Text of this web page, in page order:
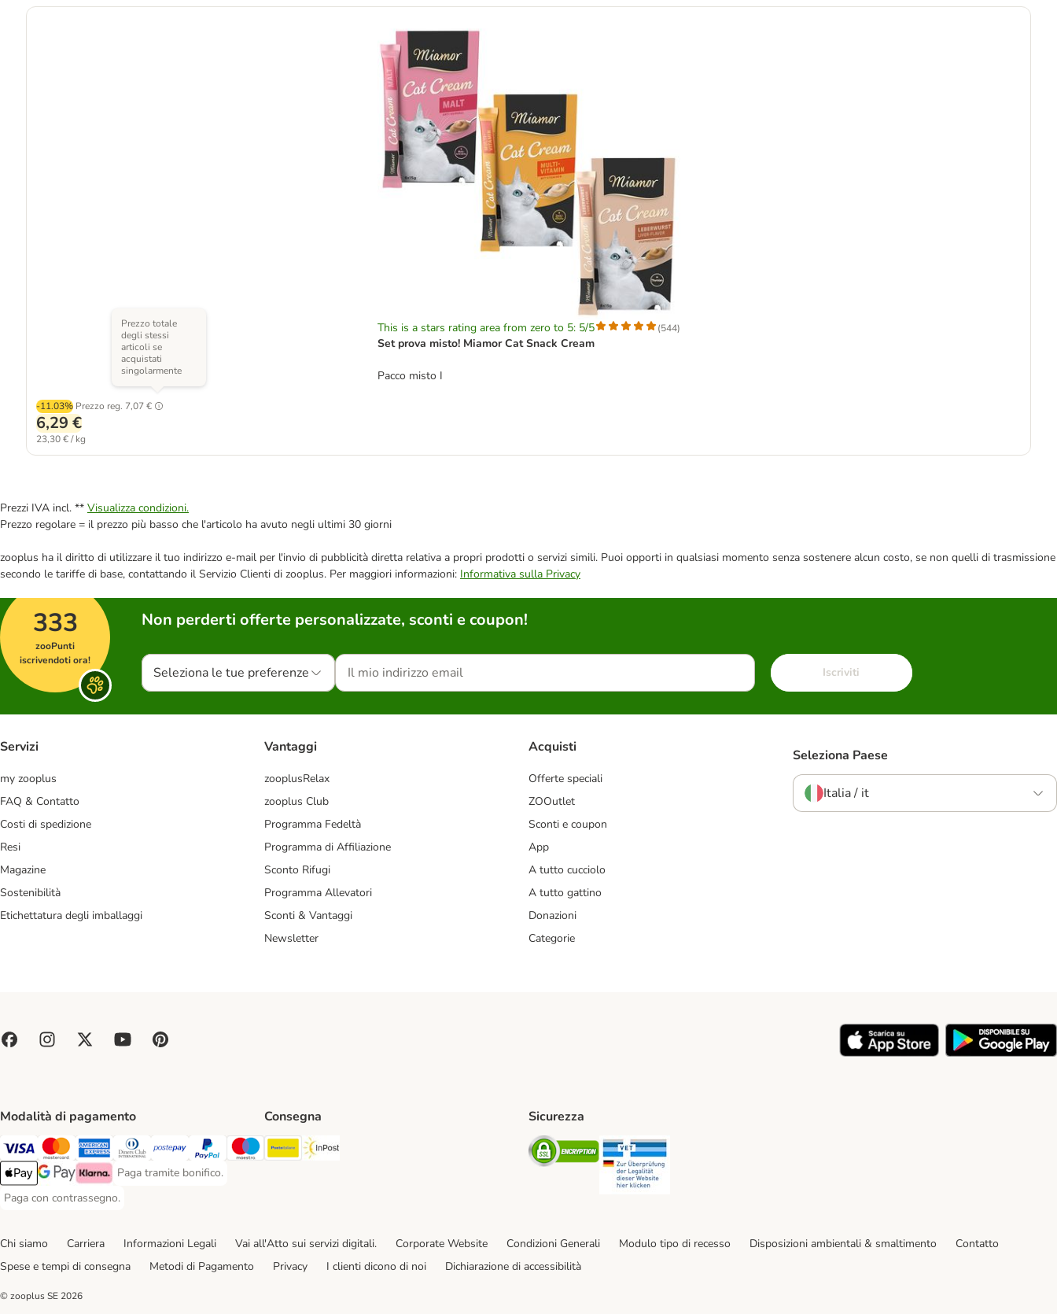
This is a stars rating area from zero to 5: 5/5 (544)
Set prova misto! Miamor Cat Snack Cream
Pacco misto I
-11.03% Prezzo reg. 7,07 €
Prezzo totale
degli stessi
articoli se
acquistati
singolarmente
6,29 €
23,30 € / kg
Prezzi IVA incl. ** Visualizza condizioni.
Prezzo regolare = il prezzo più basso che l'articolo ha avuto negli ultimi 30 giorni
zooplus ha il diritto di utilizzare il tuo indirizzo e-mail per l'invio di pubblicità diretta relativa a propri prodotti o servizi simili. Puoi opporti in qualsiasi momento senza sostenere alcun costo, se non quelli di trasmissione
secondo le tariffe di base, contattando il Servizio Clienti di zooplus. Per maggiori informazioni: Informativa sulla Privacy
333
zooPunti
iscrivendoti ora!
Non perderti offerte personalizzate, sconti e coupon!
Seleziona le tue preferenze Iscriviti
Servizi
my zooplus
FAQ & Contatto
Costi di spedizione
Resi
Magazine
Sostenibilità
Etichettatura degli imballaggi
Vantaggi
zooplusRelax
zooplus Club
Programma Fedeltà
Programma di Affiliazione
Sconto Rifugi
Programma Allevatori
Sconti & Vantaggi
Newsletter
Acquisti
Offerte speciali
ZOOutlet
Sconti e coupon
App
A tutto cucciolo
A tutto gattino
Donazioni
Categorie
Seleziona Paese
Italia / it
Modalità di pagamento
Paga con Visa. Payment Method
Paga con Mastercard. Payment Method
Paga con American Express. Payment Method
Paga con Diners Club. Payment Method
Paga con Postepay. Payment Method
Paga con PayPal. Payment Method
Paga con Maestro. Payment Method
Apple Pay Payment Method
Google Pay Payment Method
Klarna Payment Method
Paga tramite bonifico.
Paga tramite bonifico. Payment Method
Paga con contrassegno.
Paga con contrassegno. Payment Method
Consegna
Poste Italiane. Shipping Method
Sicurezza
Security
Chi siamo Carriera Informazioni Legali Vai all'Atto sui servizi digitali. Corporate Website Condizioni Generali Modulo tipo di recesso Disposizioni ambientali & smaltimento
Contatto
Spese e tempi di consegna
Metodi di Pagamento Privacy I clienti dicono di noi Dichiarazione di accessibilità
© zooplus SE 2026